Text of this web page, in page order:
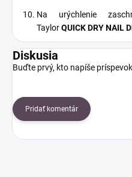
Na urýchlenie
TaylorQUICK DRY NAIL
Diskusia
Buďte prvý, kto napíše
Pridať komentár